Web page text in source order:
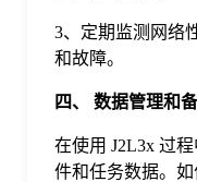
3、定期监测网络
和故障。
四、 数据管理和
在使用 J2L3x 过
件和任务数据。